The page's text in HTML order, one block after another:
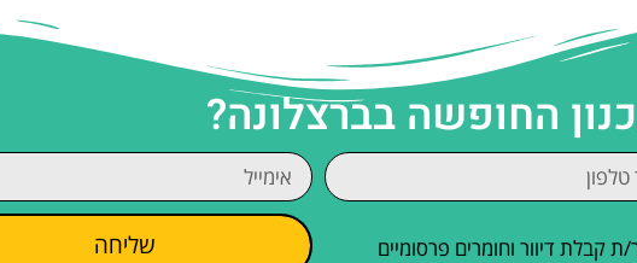
החופשה בברצלונה?
קבלת דיוור וחומרים פרסומיים שליחה